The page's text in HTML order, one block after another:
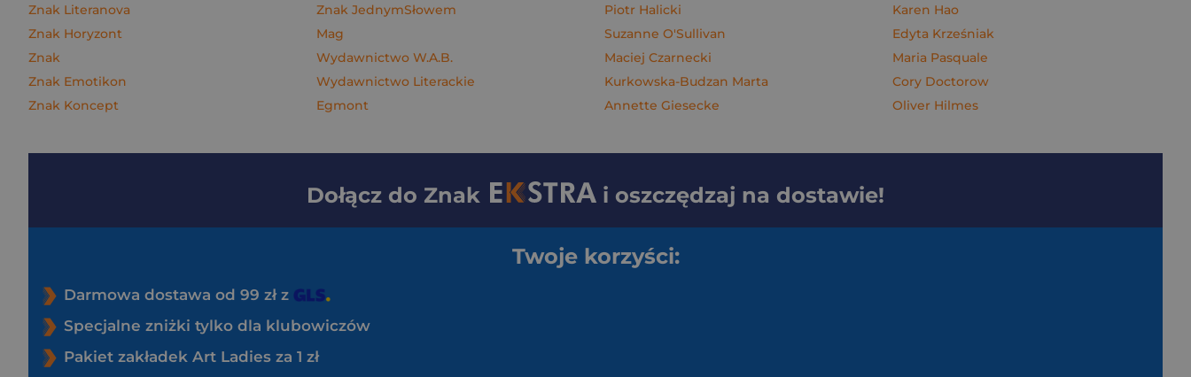
Znak Literanova
Znak Horyzont
Znak
Znak Emotikon
Znak Koncept
Znak JednymSłowem
Mag
Wydawnictwo W.A.B.
Wydawnictwo Literackie
Egmont
Piotr Halicki
Suzanne O'Sullivan
Maciej Czarnecki
Kurkowska-Budzan Marta
Annette Giesecke
Karen Hao
Edyta Krześniak
Maria Pasquale
Cory Doctorow
Oliver Hilmes
Dołącz do Znak i oszczędzaj na dostawie!
Twoje korzyści:
Darmowa dostawa od 99 zł z
Specjalne zniżki tylko dla klubowiczów
Pakiet zakładek Art Ladies za 1 zł